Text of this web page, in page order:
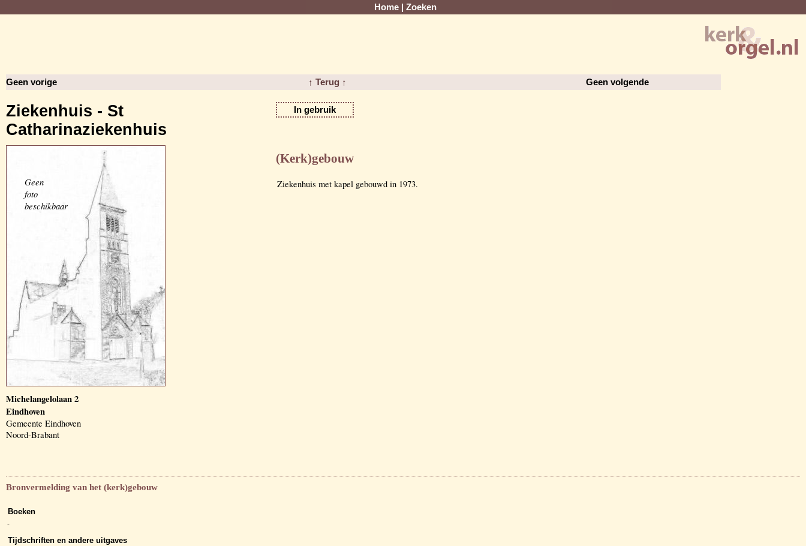
Home Zoeken
Geen vorige ↑ Terug ↑ Geen volgende
Ziekenhuis - St
Catharinaziekenhuis
In gebruik
Geen
foto
beschikbaar
Michelangelolaan 2
Eindhoven
Gemeente Eindhoven
Noord-Brabant
(Kerk)gebouw
Ziekenhuis met kapel gebouwd in 1973.
Bronvermelding van het (kerk)gebouw
Boeken
-
Tijdschriften en andere uitgaves